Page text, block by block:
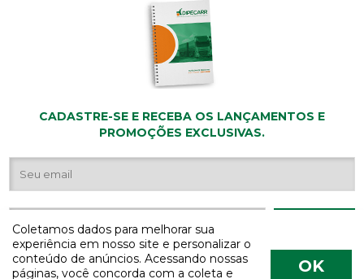
CADASTRE-SE E RECEBA OS LANÇAMENTOS E
PROMOÇÕES EXCLUSIVAS.
Coletamos dados para melhorar sua
experiência em nosso site e personalizar o
conteúdo de anúncios. Acessando nossas
páginas, você concorda com a coleta e
OK